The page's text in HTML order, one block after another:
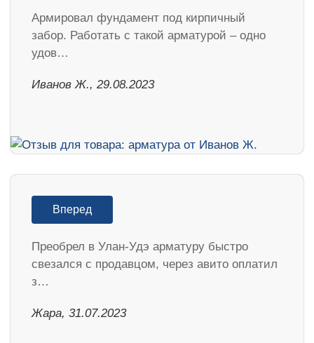
Армировал фундамент под кирпичный
забор. Работать с такой арматурой – одно
удов…
Иванов Ж., 29.08.2023
Вперед
Преобрел в Улан-Удэ арматуру быстро
свезался с продавцом, через авито оплатил
з…
Жара, 31.07.2023